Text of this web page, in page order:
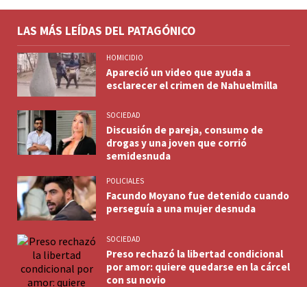
LAS MÁS LEÍDAS DEL PATAGÓNICO
HOMICIDIO
Apareció un video que ayuda a
esclarecer el crimen de Nahuelmilla
SOCIEDAD
Discusión de pareja, consumo de
drogas y una joven que corrió
semidesnuda
POLICIALES
Facundo Moyano fue detenido cuando
perseguía a una mujer desnuda
SOCIEDAD
Preso rechazó la libertad condicional
por amor: quiere quedarse en la cárcel
con su novio